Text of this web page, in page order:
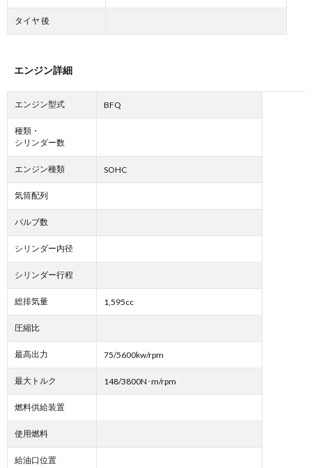
タイヤ 後
エンジン詳細
エンジン型式 BFQ
種類・
シリンダー数
エンジン種類 SOHC
気筒配列
バルブ数
シリンダー内径
シリンダー行程
総排気量 1,595cc
圧縮比
最高出力 75/5600kw/rpm
最大トルク 148/3800N･m/rpm
燃料供給装置
使用燃料
給油口位置